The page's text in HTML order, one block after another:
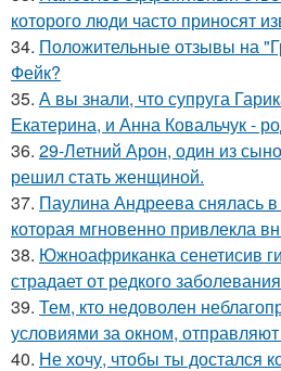
которого люди часто приносят
34. Положительные отзывы на
Фейк?
35. А вы знали, что супруга
Екатерина, и Анна Ковальчук -
36. 29-Летний Арон, один из
решил стать женщиной.
37. Паулина Андреева снялась
которая мгновенно привлекла
38. Южноафриканка сенетисив
страдает от редкого
39. Тем, кто недоволен
условиями за окном,
40. Не хочу, чтобы ты достался